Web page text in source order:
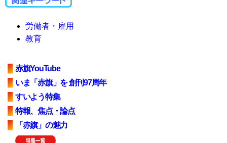
労働者・雇用
教育
赤旗YouTube
いま「赤旗」を 創刊97周年
すいよう特集
特報、焦点・論点
「赤旗」の魅力